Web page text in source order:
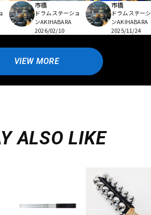
市橋
ドラムステーショ
ンAKIHABARA
2026/02/10
市橋
ドラムステー
ンAKIHABARA
2025/11/24
VIEW MORE
ALSO LIKE